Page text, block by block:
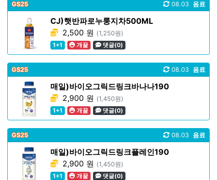
GS25 음료
08.03
CJ)햇반파로누룽지차500ML
2,500 원 (1,250원)
1+1
개꿀 댓글(0)
GS25 음료
08.03
매일)바이오그릭드링크바나나190
2,900 원 (1,450원)
1+1
개꿀 댓글(0)
GS25 음료
08.03
매일)바이오그릭드링크플레인190
2,900 원 (1,450원)
1+1
개꿀 댓글(0)